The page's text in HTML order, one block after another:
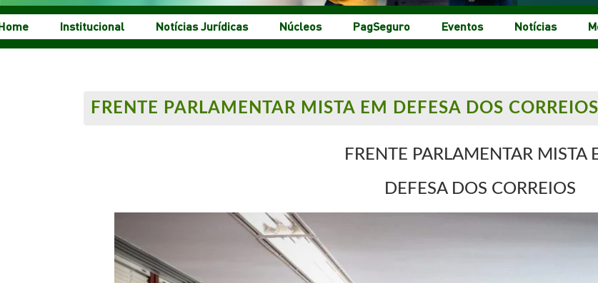
Institucional Notícias Jurídicas Núcleos PagSeguro Eventos Notícias
FRENTE PARLAMENTAR MISTA EM DEFESA DOS CORREIOS
FRENTE PARLAMENTAR MISTA
DEFESA DOS CORREIOS